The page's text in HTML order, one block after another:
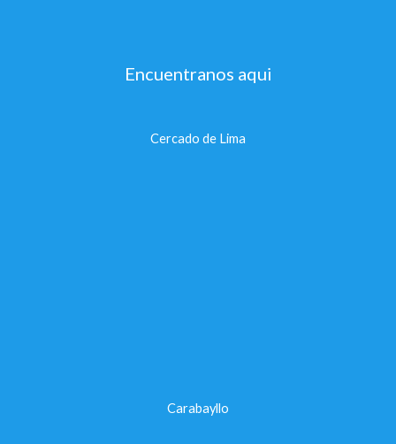
Encuentranos aqui
Cercado de Lima
Carabayllo